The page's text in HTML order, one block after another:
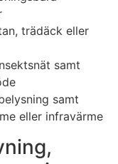
trädäck eller
samt
samt
eller infravärme